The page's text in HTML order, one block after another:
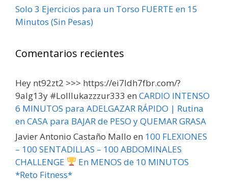
Solo 3 Ejercicios para un Torso FUERTE en 15
Minutos (Sin Pesas)
Comentarios recientes
Hey nt92zt2 >>> https://ei7ldh7fbr.com/?
9alg13y #Lolllukazzzur333 en CARDIO INTENSO
6 MINUTOS para ADELGAZAR RÁPIDO | Rutina
en CASA para BAJAR de PESO y QUEMAR GRASA
Javier Antonio Castaño Mallo en 100 FLEXIONES
– 100 SENTADILLAS – 100 ABDOMINALES
CHALLENGE
En MENOS de 10 MINUTOS
*Reto Fitness*